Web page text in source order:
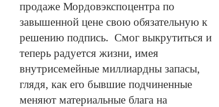
продаже Мордовэкспоцентра по
завышенной цене свою обязательную к
решению подпись. Смог выкрутиться и
теперь радуется жизни, имея
внутрисемейные миллиардны запасы,
глядя, как его бывшие подчиненные
меняют материальные блага на